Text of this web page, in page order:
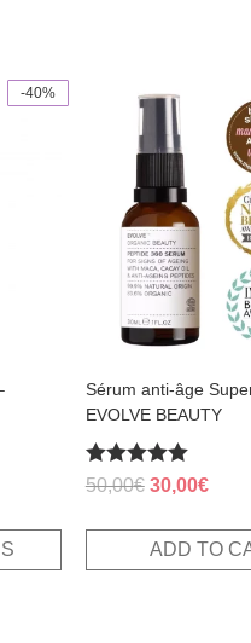
-40%
Sérum anti-âge
EVOLVE BEAUTY
Rated
5.00
50,00€ Original
was:
50,00€.
30,00€
is:
ADD TO